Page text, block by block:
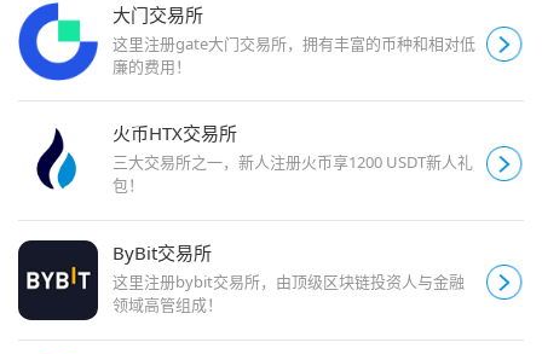
大门交易所
这里注册gate大门交易所，拥有丰富的币种和相对低
廉的费用！
火币HTX交易所
三大交易所之一，新人注册火币享1200 USDT新人礼
包！
ByBit交易所
这里注册bybit交易所，由顶级区块链投资人与金融
领域高管组成！